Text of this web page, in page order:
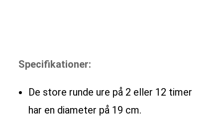
Specifikationer:
De store runde ure på 2 eller 12 timer
har en diameter på 19 cm.